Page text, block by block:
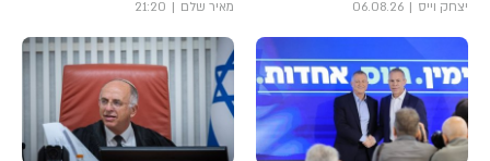
יצחק וייס 06.08.26 מאיר שלם 21:20